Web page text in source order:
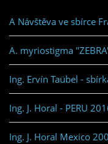
A Návštěva ve sbírce
A. myriostigma
Ing. Ervín Taübel -
Ing. J. Horal - PERU
Ing. J. Horal Mexico